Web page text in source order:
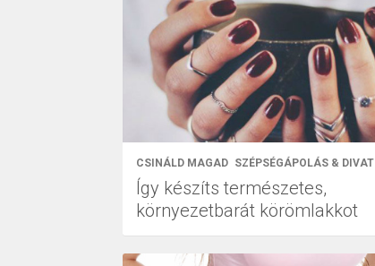
CSINÁLD MAGAD SZÉPSÉGÁPOLÁS & DIVAT
Így készíts természetes,
környezetbarát körömlakkot